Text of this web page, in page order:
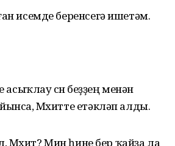
исемде беренсегә ишетәм.
өсөн беҙҙең менән
Мөхитте етәкләп алды.
Мөхит? Мин һине бер ҡайҙа ла